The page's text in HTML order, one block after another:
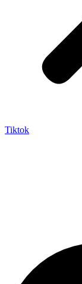
Tiktok